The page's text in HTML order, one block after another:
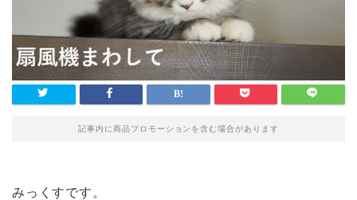
記事内に商品プロモーションを含む場合があります
みっくすです。